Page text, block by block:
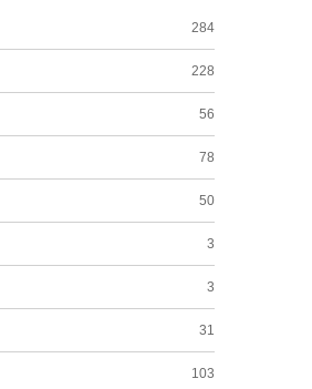
284
228
56
78
50
3
3
31
103